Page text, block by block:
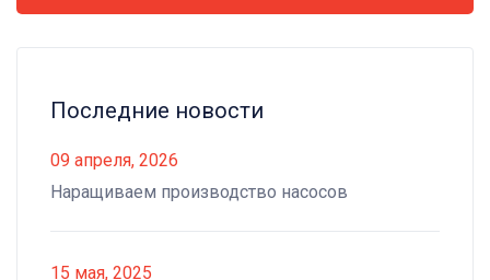
Последние новости
09 апреля, 2026
Наращиваем производство насосов
15 мая, 2025